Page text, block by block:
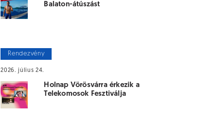
Balaton-átúszást
Rendezvény
2026. július 24.
Holnap Vörösvárra érkezik a
Telekomosok Fesztiválja